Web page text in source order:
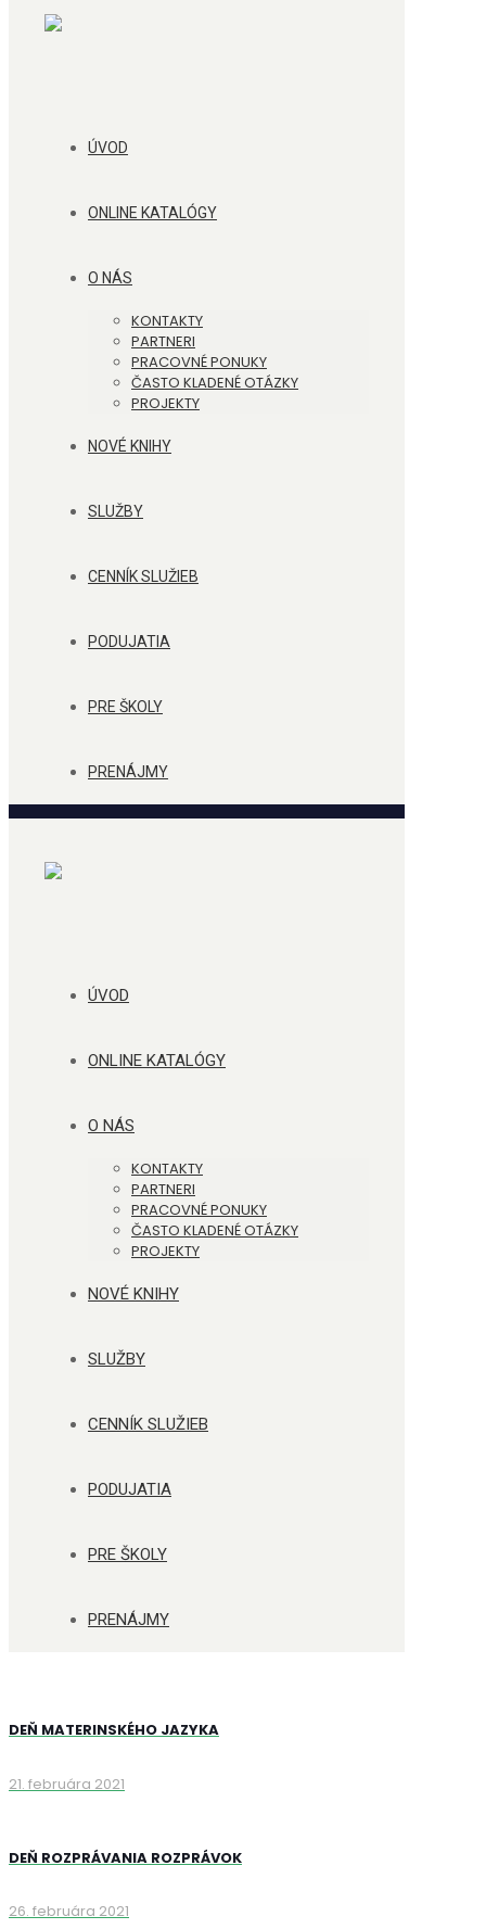
ÚVOD
ONLINE KATALÓGY
O NÁS
KONTAKTY
PARTNERI
PRACOVNÉ PONUKY
ČASTO KLADENÉ OTÁZKY
PROJEKTY
NOVÉ KNIHY
SLUŽBY
CENNÍK SLUŽIEB
PODUJATIA
PRE ŠKOLY
PRENÁJMY
ÚVOD
ONLINE KATALÓGY
O NÁS
KONTAKTY
PARTNERI
PRACOVNÉ PONUKY
ČASTO KLADENÉ OTÁZKY
PROJEKTY
NOVÉ KNIHY
SLUŽBY
CENNÍK SLUŽIEB
PODUJATIA
PRE ŠKOLY
PRENÁJMY
DEŇ MATERINSKÉHO JAZYKA
21. februára 2021
DEŇ ROZPRÁVANIA ROZPRÁVOK
26. februára 2021